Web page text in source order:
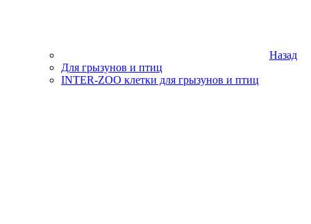
Назад
Для грызунов и птиц
INTER-ZOO клетки для грызунов и птиц